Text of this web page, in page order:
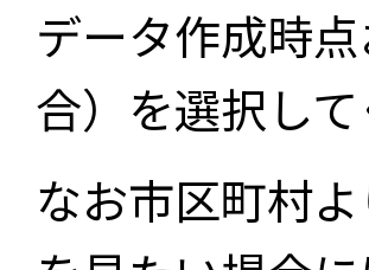
データ作成時
合）を選択し
なお市区町村